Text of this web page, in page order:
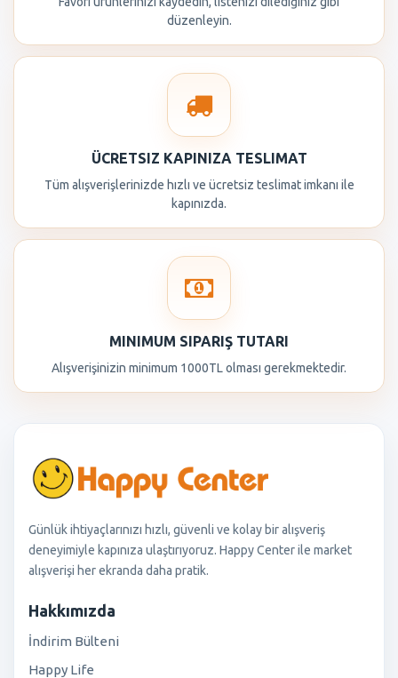
düzenleyin.
ÜCRETSIZ KAPINIZA TESLIMAT
Tüm alışverişlerinizde hızlı ve ücretsiz teslimat imkanı ile
kapınızda.
MINIMUM SIPARIŞ TUTARI
Alışverişinizin minimum 1000TL olması gerekmektedir.
Günlük ihtiyaçlarınızı hızlı, güvenli ve kolay bir alışveriş
deneyimiyle kapınıza ulaştırıyoruz. Happy Center ile market
alışverişi her ekranda daha pratik.
Hakkımızda
İndirim Bülteni
Happy Life